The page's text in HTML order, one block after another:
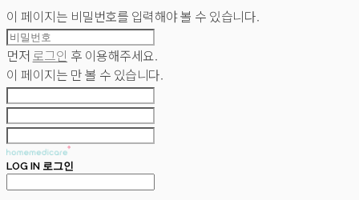
이 페이지는 비밀번호를 입력해야 볼 수 있습니다.
먼저 로그인 후 이용해주세요.
이 페이지는 만 볼 수 있습니다.
LOG IN 로그인